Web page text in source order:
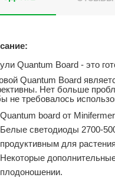
Quantum Board - это
Quantum Board
Нет больше
не требовалось
Quantum board от
Белые светодиоды 2700-
продуктивным для
Некоторые
плодоношении.